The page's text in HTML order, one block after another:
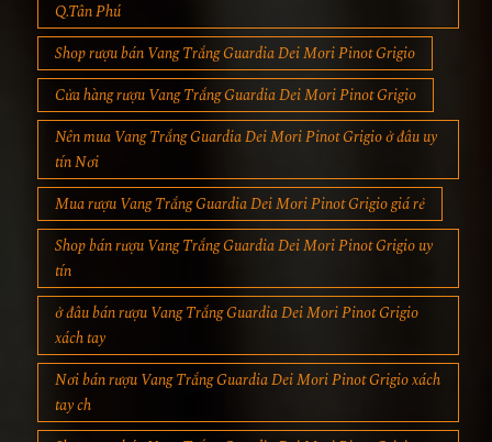
Q.Tân Phú
Shop rượu bán Vang Trắng Guardia Dei Mori Pinot Grigio
Cửa hàng rượu Vang Trắng Guardia Dei Mori Pinot Grigio
Nên mua Vang Trắng Guardia Dei Mori Pinot Grigio ở đâu uy
tín Nơi
Mua rượu Vang Trắng Guardia Dei Mori Pinot Grigio giá rẻ
Shop bán rượu Vang Trắng Guardia Dei Mori Pinot Grigio uy
tín
ở đâu bán rượu Vang Trắng Guardia Dei Mori Pinot Grigio
xách tay
Nơi bán rượu Vang Trắng Guardia Dei Mori Pinot Grigio xách
tay ch